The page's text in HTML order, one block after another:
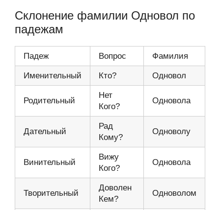
Склонение фамилии Одновол по
падежам
Падеж Вопрос Фамилия
Именительный Кто? Одновол
Родительный
Нет
Кого?
Одновола
Дательный
Рад
Кому?
Одноволу
Винительный
Вижу
Кого?
Одновола
Творительный
Доволен
Кем?
Одноволом